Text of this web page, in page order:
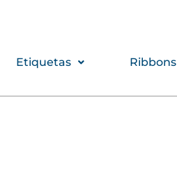
Etiquetas Ribbons